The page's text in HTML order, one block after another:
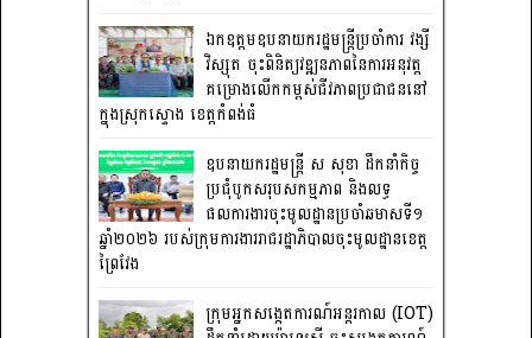
ឯកឧត្តមឧបនាយករដ្ឋមន្រ្តីប្រចាំការ វង្សី
វិស្សុត ចុះពិនិត្យវឌ្ឍនភាពនៃការអនុវត្ត
គម្រោងលើកកម្ពស់ជីវភាពប្រជាជននៅ
ក្នុងស្រុកស្ទោង ខេត្តកំពង់ធំ
ឧបនាយករដ្ឋមន្ត្រី ស សុខា ដឹកនាំកិច្ច
ប្រជុំបូកសរុបសកម្មភាព និងលទ្ធ
ផលការងារចុះមូលដ្ឋានប្រចាំឆមាសទី១
ឆ្នាំ២០២៦ របស់ក្រុមការងាររាជរដ្ឋាភិបាលចុះមូលដ្ឋានខេត្ត
ព្រៃវែង
ក្រុមអ្នកសង្កេតការណ៍អន្តរកាល (IOT)